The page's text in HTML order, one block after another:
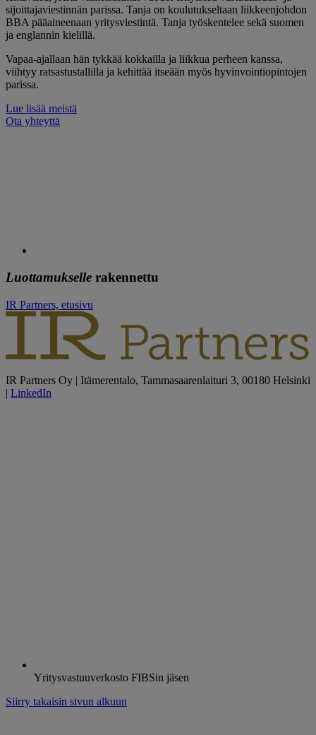
sijoittajaviestinnän parissa. Tanja on koulutukseltaan liikkeenjohdon
BBA pääaineenaan yritysviestintä. Tanja työskentelee sekä suomen
ja englannin kielillä.
Vapaa-ajallaan hän tykkää kokkailla ja liikkua perheen kanssa,
viihtyy ratsastustallilla ja kehittää itseään myös hyvinvointiopintojen
parissa.
Lue lisää meistä
Ota yhteyttä
Luottamukselle rakennettu
IR Partners, etusivu
IR Partners Oy | Itämerentalo, Tammasaarenlaituri 3, 00180 Helsinki
| LinkedIn
Yritysvastuuverkosto FIBSin jäsen
Siirry takaisin sivun alkuun